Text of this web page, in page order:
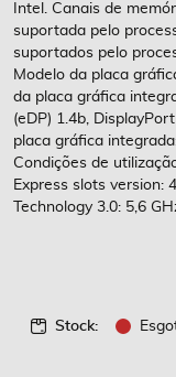
Intel. Canais de
suportada pelo
suportados pelo
Modelo da placa
da placa gráfica
(eDP) 1.4b,
placa gráfica
Condições de
Express slots version:
Technology 3.0: 5,6
Stock: